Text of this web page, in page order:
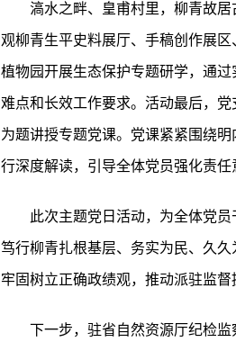
滈水之畔、皇甫村里，柳青故
观柳青生平史料展厅、手稿创作展
植物园开展生态保护专题研学，通
难点和长效工作要求。活动最后，
为题讲授专题党课。党课紧紧围绕
行深度解读，引导全体党员强化责
此次主题党日活动，为全体党
笃行柳青扎根基层、务实为民、久
牢固树立正确政绩观，推动派驻监督
下一步，驻省自然资源厅纪检